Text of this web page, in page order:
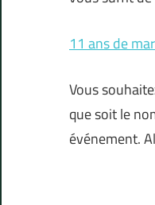
11 ans de
Vous
que soit le
événement.